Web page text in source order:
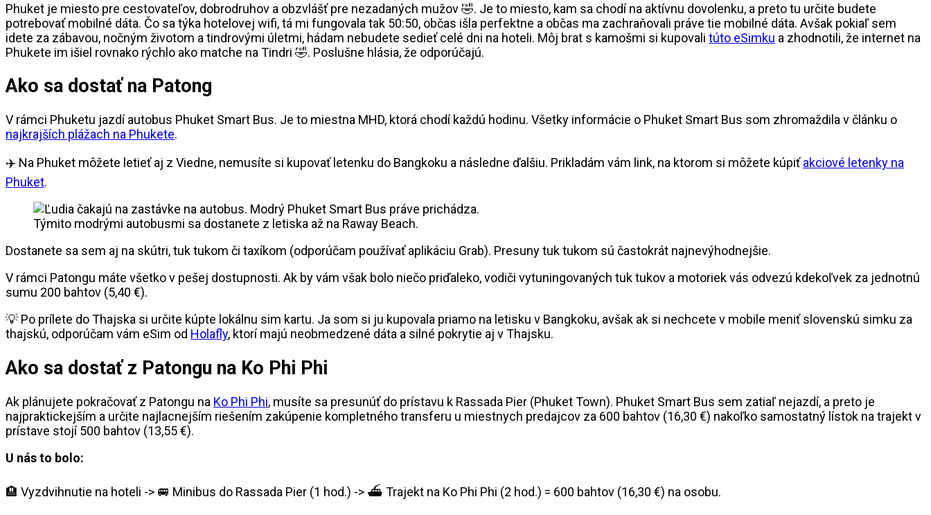
Phuket je miesto pre cestovateľov, dobrodruhov a obzvlášť pre nezadaných mužov 🤣. Je to miesto, kam sa chodí na aktívnu dovolenku, a preto tu určite budete
potrebovať mobilné dáta. Čo sa týka hotelovej wifi, tá mi fungovala tak 50:50, občas išla perfektne a občas ma zachraňovali práve tie mobilné dáta. Avšak pokiaľ sem
idete za zábavou, nočným životom a tindrovými úletmi, hádam nebudete sedieť celé dni na hoteli. Môj brat s kamošmi si kupovali túto eSimku a zhodnotili, že internet na
Phukete im išiel rovnako rýchlo ako matche na Tindri 🤣. Poslušne hlásia, že odporúčajú.
Ako sa dostať na Patong
V rámci Phuketu jazdí autobus Phuket Smart Bus. Je to miestna MHD, ktorá chodí každú hodinu. Všetky informácie o Phuket Smart Bus som zhromaždila v článku o
najkrajších plážach na Phukete.
✈️ Na Phuket môžete letieť aj z Viedne, nemusíte si kupovať letenku do Bangkoku a následne ďalšiu. Prikladám vám link, na ktorom si môžete kúpiťakciové letenky na
Phuket.
Týmito modrými autobusmi sa dostanete z letiska až na Raway Beach.
Dostanete sa sem aj na skútri, tuk tukom či taxíkom (odporúčam používať aplikáciu Grab). Presuny tuk tukom sú častokrát najnevýhodnejšie.
V rámci Patongu máte všetko v pešej dostupnosti. Ak by vám však bolo niečo priďaleko, vodiči vytuningovaných tuk tukov a motoriek vás odvezú kdekoľvek za jednotnú
sumu 200 bahtov (5,40 €).
💡 Po prílete do Thajska si určite kúpte lokálnu sim kartu. Ja som si ju kupovala priamo na letisku v Bangkoku, avšak ak si nechcete v mobile meniť slovenskú simku za
thajskú, odporúčam vám eSim od Holafly, ktorí majú neobmedzené dáta a silné pokrytie aj v Thajsku.
Ako sa dostať z Patongu na Ko Phi Phi
Ak plánujete pokračovať z Patongu na Ko Phi Phi, musíte sa presunúť do prístavu k Rassada Pier (Phuket Town). Phuket Smart Bus sem zatiaľ nejazdí, a preto je
najpraktickejším a určite najlacnejším riešením zakúpenie kompletného transferu u miestnych predajcov za 600 bahtov (16,30 €) nakoľko samostatný lístok na trajekt v
prístave stojí 500 bahtov (13,55 €).
U nás to bolo:
🏨 Vyzdvihnutie na hoteli -> 🚐 Minibus do Rassada Pier (1 hod.) -> ⛴️ Trajekt na Ko Phi Phi (2 hod.) = 600 bahtov (16,30 €) na osobu.